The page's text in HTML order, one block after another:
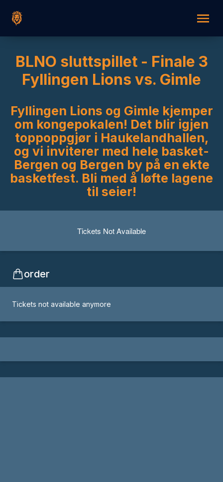
BLNO sluttspillet - Finale 3
Fyllingen Lions vs. Gimle
Fyllingen Lions og Gimle kjemper
om kongepokalen! Det blir igjen
toppoppgjør i Haukelandhallen,
og vi inviterer med hele basket-
Bergen og Bergen by på en ekte
basketfest. Bli med å løfte lagene
til seier!
Tickets Not Available
order
Tickets not available anymore